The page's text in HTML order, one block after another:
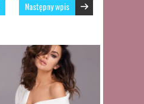
Następny wpis